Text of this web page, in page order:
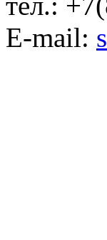
E-mail: